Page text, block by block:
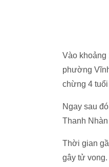
Vào
phường
chừng 4
Ngay sau
Thanh
Thời gian
gây tử